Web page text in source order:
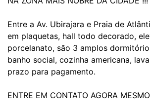
Entre a Av. Ubirajara e Praia de
em plaquetas, hall todo decorado,
porcelanato, são 3 amplos
banho social, cozinha americana,
prazo para pagamento.